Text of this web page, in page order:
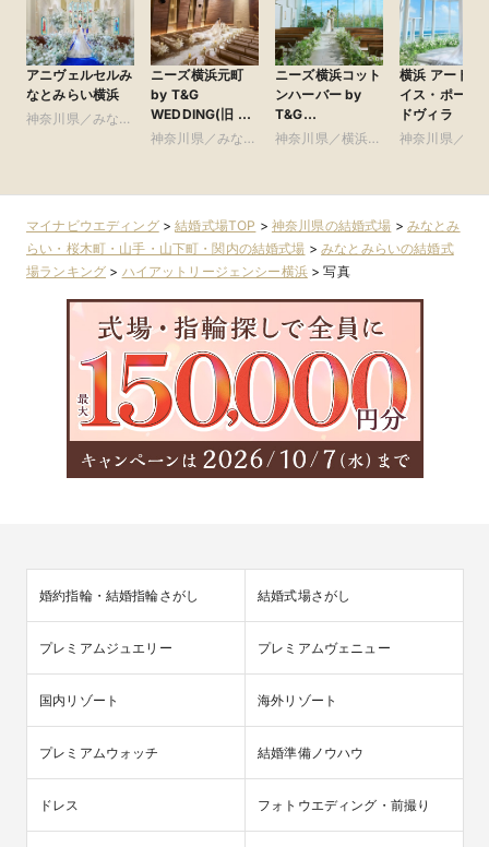
アニヴェルセルみ
なとみらい横浜
神奈川県／みなと
ニーズ横浜元町
by T&G
WEDDING(旧 山
手迎賓館 横浜)
神奈川県／みなと
内
ニーズ横浜コット
ンハーバー by
T&G
WEDDING(旧
神奈川県／横浜・
横浜 アートグ
イス・ポート
ドヴィラ
神奈川県／横
マイナビウエディング>結婚式場TOP > 神奈川県の結婚式場 > みなとみ
らい・桜木町・山手・山下町・関内の結婚式場 >みなとみらいの結婚式
場ランキング > ハイアットリージェンシー横浜>写真
婚約指輪・結婚指輪さがし 結婚式場さがし
プレミアムジュエリー プレミアムヴェニュー
国内リゾート 海外リゾート
プレミアムウォッチ 結婚準備ノウハウ
ドレス フォトウエディング・前撮り